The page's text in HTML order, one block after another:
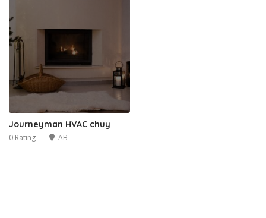
Journeyman HVAC chuy
0 Rating AB